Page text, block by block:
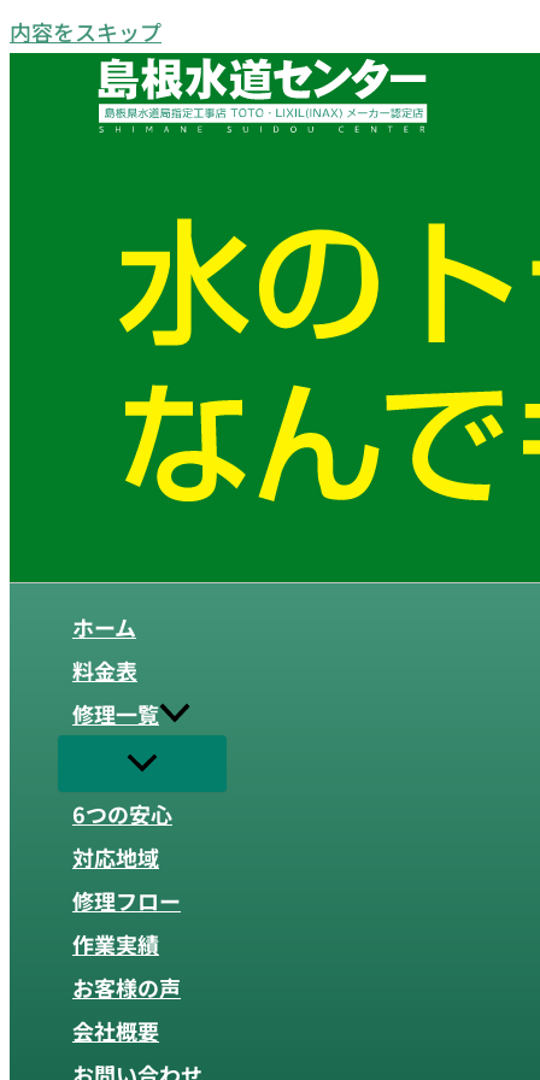
内容をスキップ
ホーム
料金表
修理一覧
6つの安心
対応地域
修理フロー
作業実績
お客様の声
会社概要
お問い合わせ